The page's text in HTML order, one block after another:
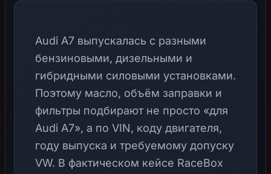
Audi A7 выпускалась с разными
бензиновыми, дизельными и
гибридными силовыми установками.
Поэтому масло, объём заправки и
фильтры подбирают не просто «для
Audi A7», а по VIN, коду двигателя,
году выпуска и требуемому допуску
VW. В фактическом кейсе RaceBox